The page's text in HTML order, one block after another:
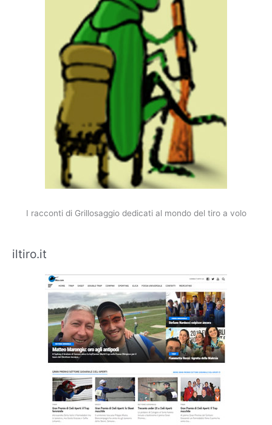
I racconti di Grillosaggio dedicati al mondo del tiro a volo
iltiro.it